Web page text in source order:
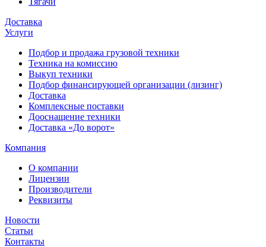
Доставка
Услуги
Подбор и продажа грузовой техники
Техника на комиссию
Выкуп техники
Подбор финансирующей организации (лизинг)
Доставка
Комплексные поставки
Дооснащение техники
Доставка «До ворот»
Компания
О компании
Лицензии
Производители
Реквизиты
Новости
Статьи
Контакты